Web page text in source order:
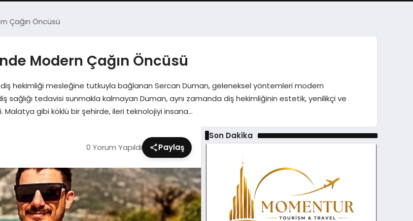
Çağın Öncüsü
Modern Çağın Öncüsü
diş hekimliği mesleğine tutkuyla bağlanan Sercan Duman, geleneksel yöntemleri modern
sağlığı tedavisi sunmakla kalmayan Duman, aynı zamanda diş hekimliğinin estetik, yenilikçi ve
Malatya gibi köklü bir şehirde, ileri teknolojiyi insana…
0 Yorum Yapıldı Paylaş
Son Dakika